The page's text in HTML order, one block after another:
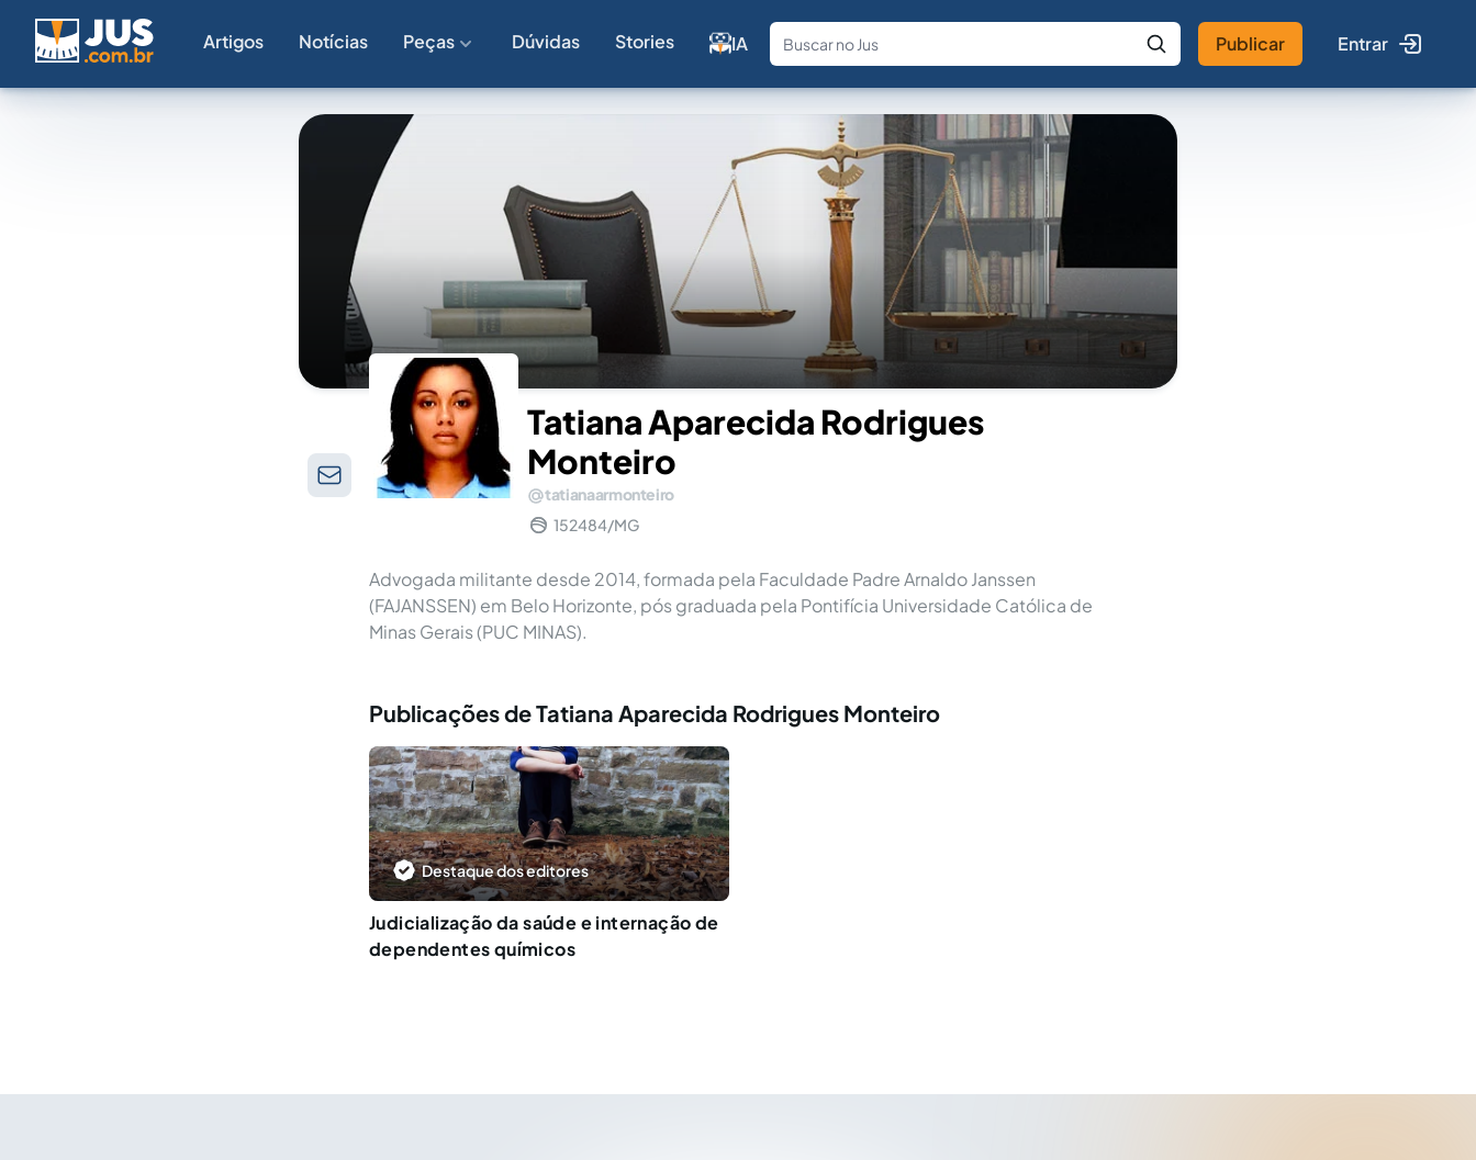
Artigos Notícias Peças Dúvidas Stories IA
Fale com a IA Buscar no Jus
Publicar Entrar
Tatiana Aparecida Rodrigues
Monteiro
tatianaarmonteiro
152484/MG
Advogada militante desde 2014, formada pela Faculdade Padre Arnaldo Janssen
(FAJANSSEN) em Belo Horizonte, pós graduada pela Pontifícia Universidade Católica de
Minas Gerais (PUC MINAS).
Publicações de Tatiana Aparecida Rodrigues Monteiro
Destaque dos editores
Judicialização da saúde e internação de
dependentes químicos